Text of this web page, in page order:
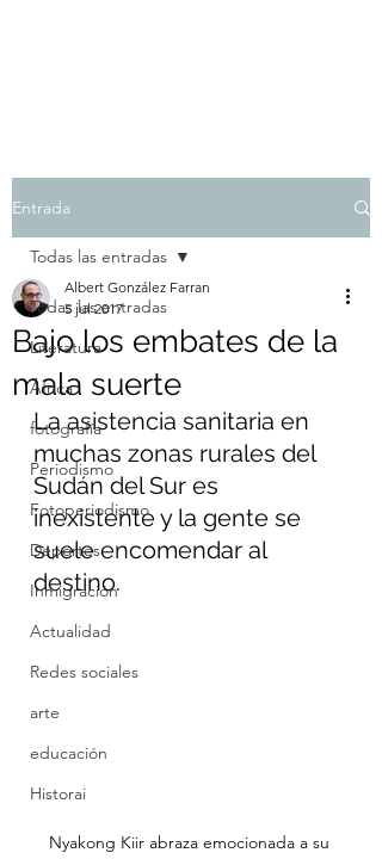
Entrada
Todas las entradas
Literatura
África
fotografía
Periodismo
Fotoperiodismo
Deportes
Inmigración
Actualidad
Redes sociales
arte
educación
Historai
Todas las entradas
Bajo los embates de la
mala suerte
Albert González Farran
5 jul 2017
La asistencia sanitaria en
muchas zonas rurales del
Sudán del Sur es
inexistente y la gente se
suele encomendar al
destino.
Nyakong Kiir abraza emocionada a su